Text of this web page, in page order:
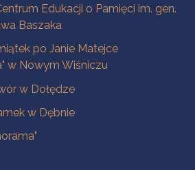
Edukacji o Pamięci im. gen.
Baszaka
po Janie Matejce
w Nowym Wiśniczu
w Dołędze
w Dębnie